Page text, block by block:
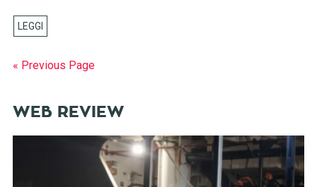
« Previous Page
WEB REVIEW